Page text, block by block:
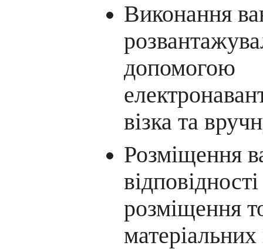
Виконання
допомогою
візка та
Розміщення
розміщення